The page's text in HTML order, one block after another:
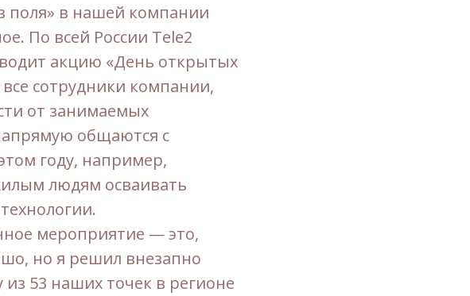
поля» в нашей компании
По всей России Tele2
акцию «День открытых
сотрудники компании,
от занимаемых
общаются с
году, например,
людям осваивать
мероприятие — это,
но я решил внезапно
из 53 наших точек в регионе